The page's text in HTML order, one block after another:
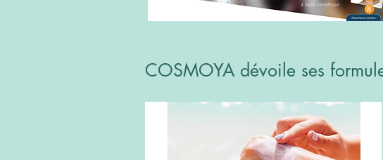
COSMOYA dévoile ses